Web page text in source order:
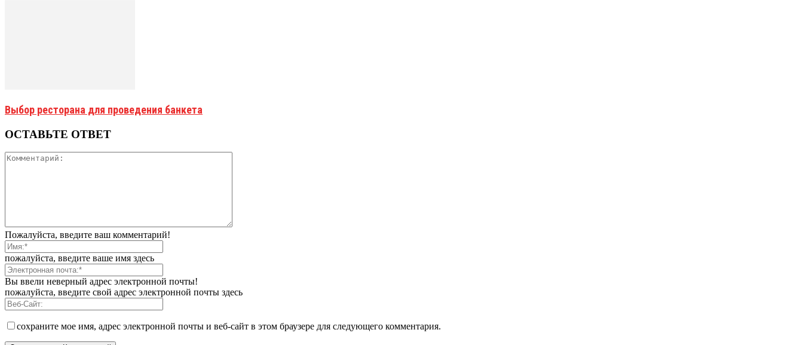
Выбор ресторана для проведения банкета
ОСТАВЬТЕ ОТВЕТ
Пожалуйста, введите ваш комментарий!
пожалуйста, введите ваше имя здесь
Вы ввели неверный адрес электронной почты!
пожалуйста, введите свой адрес электронной почты здесь
сохраните мое имя, адрес электронной почты и веб-сайт в этом браузере для следующего комментария.